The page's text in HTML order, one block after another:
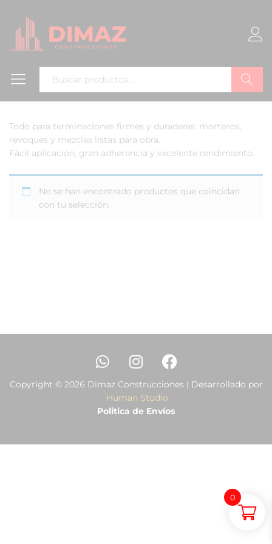
Buscar
Todo para terminaciones firmes y duraderas: morteros,
revoques y mezclas listas para obra.
Fácil aplicación, gran adherencia y excelente rendimiento.
No se han encontrado productos que coincidan
con tu selección.
Copyright © 2026 Dimaz Construcciones | Desarrollado por
Human Studio
Politica de Envíos
0